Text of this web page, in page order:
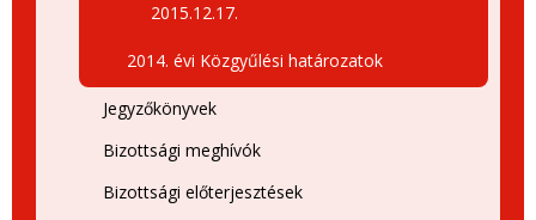
2015.12.17.
2014. évi Közgyűlési határozatok
Jegyzőkönyvek
Bizottsági meghívók
Bizottsági előterjesztések